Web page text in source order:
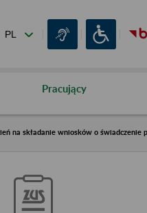
Pracujący
na składanie wniosków o świadczenie